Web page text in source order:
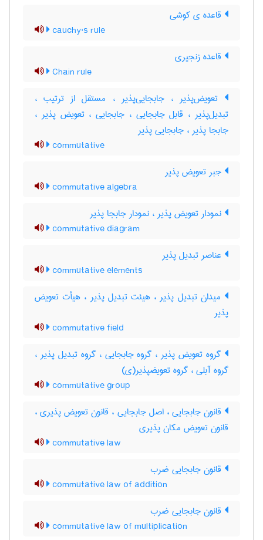
قاعده ی کوشی
cauchy's rule
قاعده زنجیری
Chain rule
تعویض‌پذیر ، جابجایی‌پذیر ، مستقل از ترتیب ،
تبدیل‌پذیر ، قابل جابجایی ، جابجایی ، تعویض پذیر ،
جابجا پذیر ، جابجایی پذیر
commutative
جبر تعویض پذیر
commutative algebra
نمودار تعویض پذیر ، نمودار جابجا پذیر
commutative diagram
عناصر تبدیل پذیر
commutative elements
میدان تبدیل پذیر ، هیئت تبدیل پذیر ، هیأت تعویض
پذیر
commutative field
گروه تعویض پذیر ، گروه جابجایی ، گروه تبدیل پذیر ،
گروه آبلی ، گروه تعویضپذیر(ی)
commutative group
قانون جابجایی ، اصل جابجایی ، قانون تعویض پذیری ،
قانون تعویض مکان پذیری
commutative law
قانون جابجایی ضرب
commutative law of addition
قانون جابجایی ضرب
commutative law of multiplication